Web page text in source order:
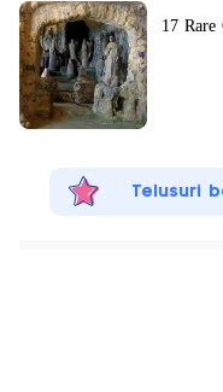
Telusuri